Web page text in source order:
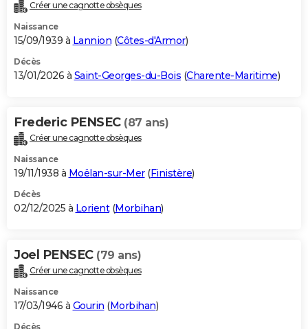
Créer une cagnotte obsèques
Naissance
15/09/1939 à Lannion (Côtes-d'Armor)
Décès
13/01/2026 à Saint-Georges-du-Bois (Charente-Maritime)
Frederic PENSEC (87 ans)
Créer une cagnotte obsèques
Naissance
19/11/1938 à Moëlan-sur-Mer(Finistère)
Décès
02/12/2025 à Lorient(Morbihan)
Joel PENSEC (79 ans)
Créer une cagnotte obsèques
Naissance
17/03/1946 à Gourin (Morbihan)
Décès